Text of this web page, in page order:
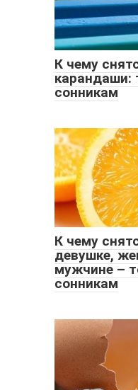
К чему
карандаши:
сонникам
К чему
девушке,
мужчине –
сонникам